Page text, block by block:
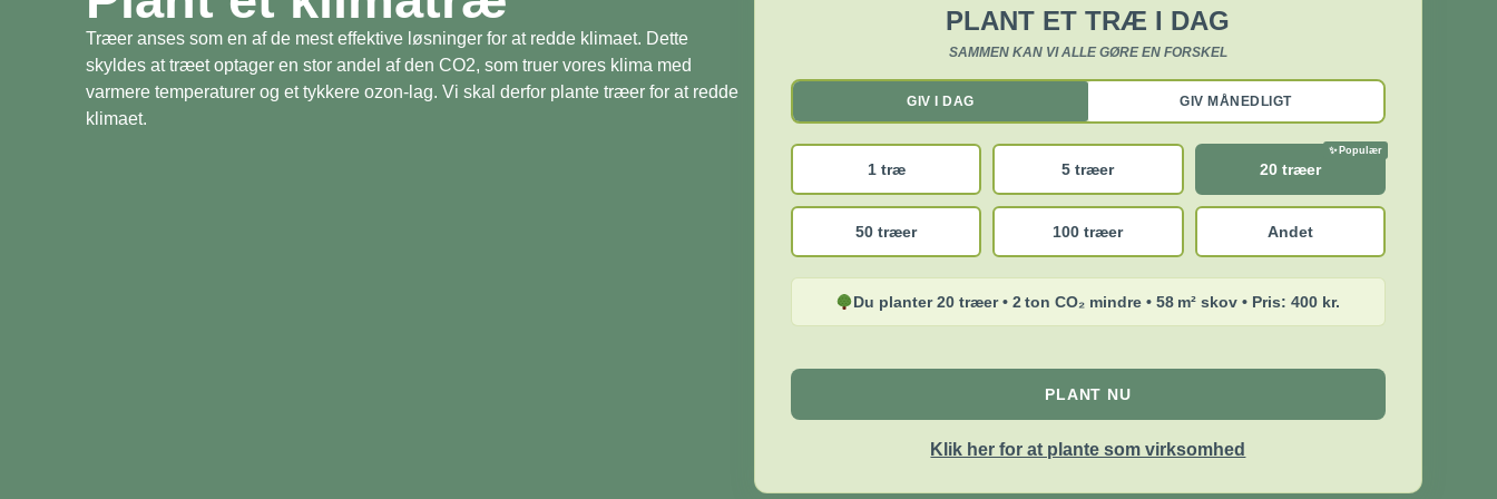
Træer anses som en af de mest effektive løsninger for at redde klimaet. Dette
skyldes at træet optager en stor andel af den CO2, som truer vores klima med
varmere temperaturer og et tykkere ozon-lag. Vi skal derfor plante træer for at redde
klimaet.
PLANT ET TRÆ I DAG
SAMMEN KAN VI ALLE GØRE EN FORSKEL
GIV I DAG GIV MÅNEDLIGT
1 træ 5 træer 20 træer
50 træer 100 træer Andet
Du planter 20 træer • 2 ton CO₂ mindre • 58 m² skov • Pris: 400 kr.
PLANT NU
Klik her for at plante som virksomhed